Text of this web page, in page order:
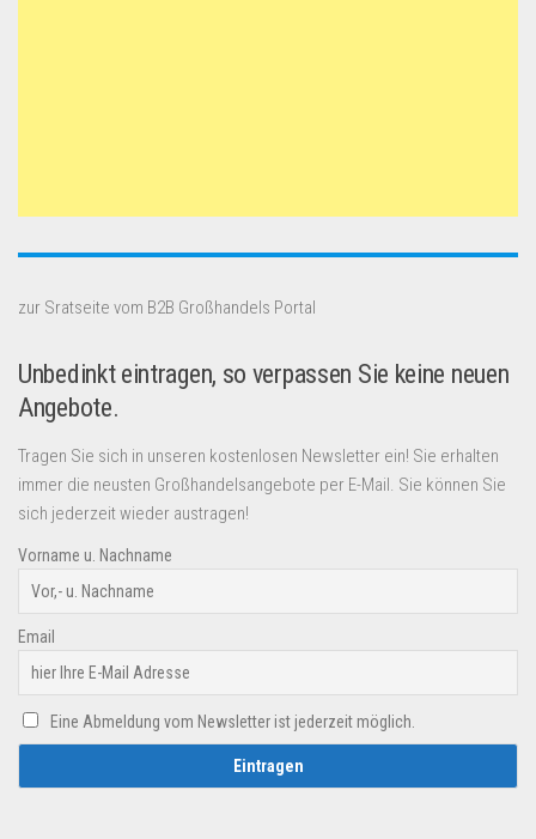
zur Sratseite vom B2B Großhandels Portal
Unbedinkt eintragen, so verpassen Sie keine neuen
Angebote.
Tragen Sie sich in unseren kostenlosen Newsletter ein! Sie erhalten
immer die neusten Großhandelsangebote per E-Mail. Sie können Sie
sich jederzeit wieder austragen!
Vorname u. Nachname
Email
Eine Abmeldung vom Newsletter ist jederzeit möglich.